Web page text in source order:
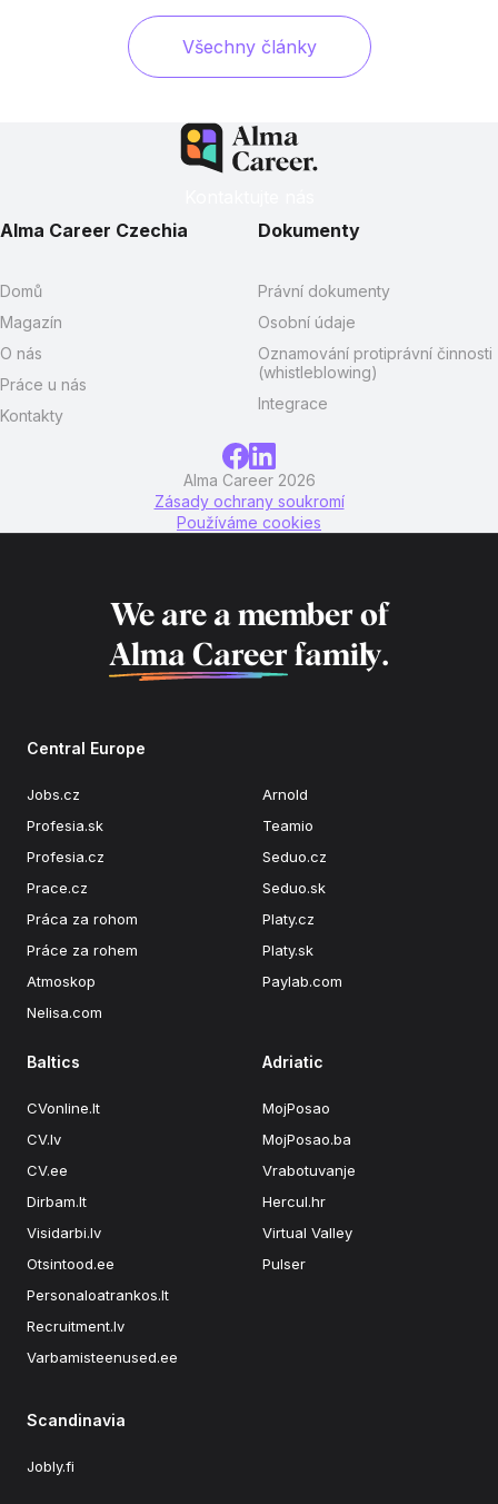
Všechny články
Alma Career Czechia
Domů
Magazín
O nás
Práce u nás
Kontakty
Dokumenty
Právní dokumenty
Osobní údaje
Oznamování protiprávní činnosti
(whistleblowing)
Integrace
Alma Career 2026
Zásady ochrany soukromí
Používáme cookies
We are a member of
Alma Career family.
Central Europe
Jobs.cz
Profesia.sk
Profesia.cz
Prace.cz
Práca za rohom
Práce za rohem
Atmoskop
Nelisa.com
Arnold
Teamio
Seduo.cz
Seduo.sk
Platy.cz
Platy.sk
Paylab.com
Baltics
CVonline.lt
CV.lv
CV.ee
Dirbam.lt
Visidarbi.lv
Otsintood.ee
Personaloatrankos.lt
Recruitment.lv
Varbamisteenused.ee
Adriatic
MojPosao
MojPosao.ba
Vrabotuvanje
Hercul.hr
Virtual Valley
Pulser
Scandinavia
Jobly.fi